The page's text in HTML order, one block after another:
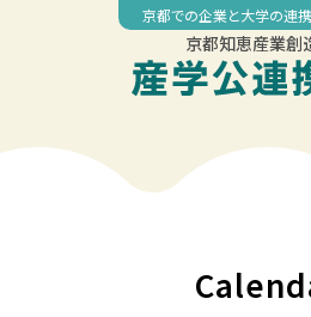
京都での企業と大学の連
京都知恵産業創